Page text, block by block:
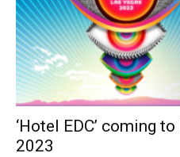
‘Hotel EDC’ coming
2023